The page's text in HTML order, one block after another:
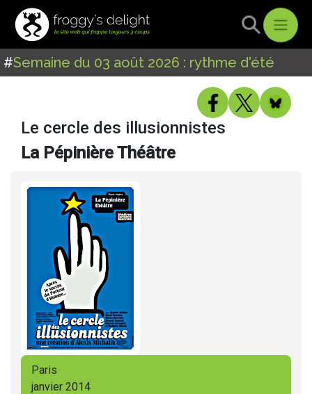
#Semaine du 03 août 2026 : rythme d'été
Le cercle des illusionnistes
La Pépinière Théâtre
Paris
janvier 2014